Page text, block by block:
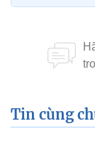
Tin cùng